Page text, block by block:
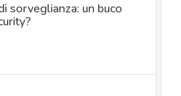
sorveglianza: un buco